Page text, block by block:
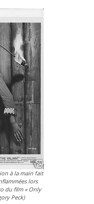
à la main fait
lors
du film « Only
Peck)